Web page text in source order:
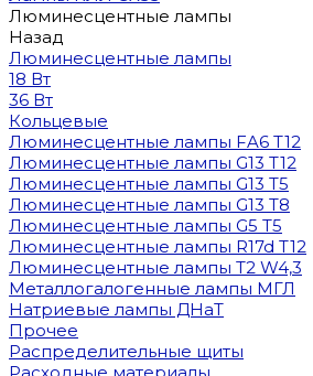
Люминесцентные лампы
Назад
Люминесцентные лампы
18 Вт
36 Вт
Кольцевые
Люминесцентные лампы FA6 T12
Люминесцентные лампы G13 T12
Люминесцентные лампы G13 T5
Люминесцентные лампы G13 T8
Люминесцентные лампы G5 T5
Люминесцентные лампы R17d T12
Люминесцентные лампы T2 W4,3
Металлогалогенные лампы МГЛ
Натриевые лампы ДНаТ
Прочее
Распределительные щиты